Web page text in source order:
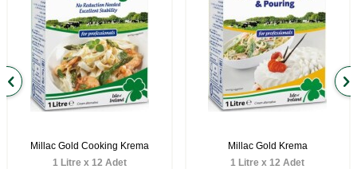
Millac Gold Cooking Krema
1 Litre x 12 Adet
Millac Gold Krema
1 Litre x 12 Adet